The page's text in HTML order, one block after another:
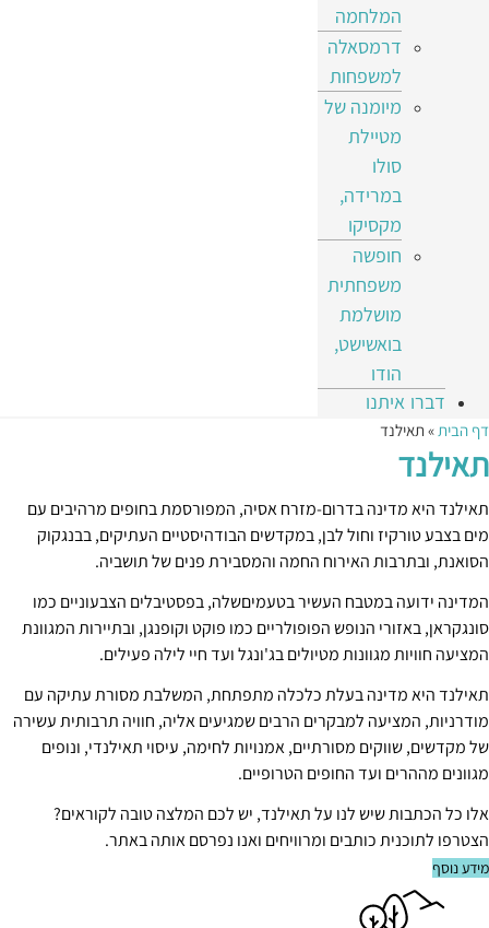
המלחמה
דרמסאלה
למשפחות
מיומנה של
מטיילת
סולו
במרידה,
מקסיקו
חופשה
משפחתית
מושלמת
בואשישט,
הודו
דברו איתנו
דף הבית » תאילנד
תאילנד
תאילנד היא מדינה בדרום-מזרח אסיה, המפורסמת בחופים מרהיבים עם
מים בצבע טורקיז וחול לבן, במקדשים הבודהיסטיים העתיקים, בבנגקוק
הסואנת, ובתרבות האירוח החמה והמסבירת פנים של תושביה.
המדינה ידועה במטבח העשיר בטעמיםשלה, בפסטיבלים הצבעוניים כמו
סונגקראן, באזורי הנופש הפופולריים כמו פוקט וקופנגן, ובתיירות המגוונת
המציעה חוויות מגוונות מטיולים בג'ונגל ועד חיי לילה פעילים.
תאילנד היא מדינה בעלת כלכלה מתפתחת, המשלבת מסורת עתיקה עם
מודרניות, המציעה למבקרים הרבים שמגיעים אליה, חוויה תרבותית עשירה
של מקדשים, שווקים מסורתיים, אמנויות לחימה, עיסוי תאילנדי, ונופים
מגוונים מההרים ועד החופים הטרופיים.
אלו כל הכתבות שיש לנו על תאילנד, יש לכם המלצה טובה לקוראים?
הצטרפו לתוכנית כותבים ומרוויחים ואנו נפרסם אותה באתר.
מידע נוסף